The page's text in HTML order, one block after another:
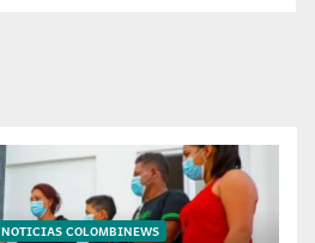
NOTICIAS COLOMBINEWS